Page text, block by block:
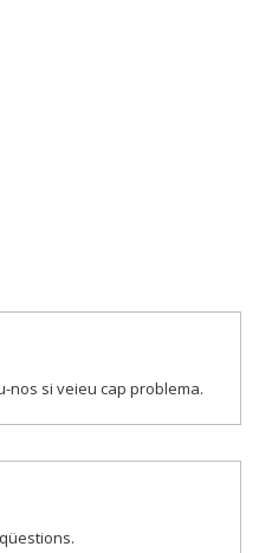
nos si veieu cap problema.